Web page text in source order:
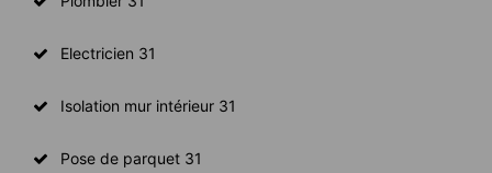
Electricien 31
Isolation mur intérieur 31
Pose de parquet 31